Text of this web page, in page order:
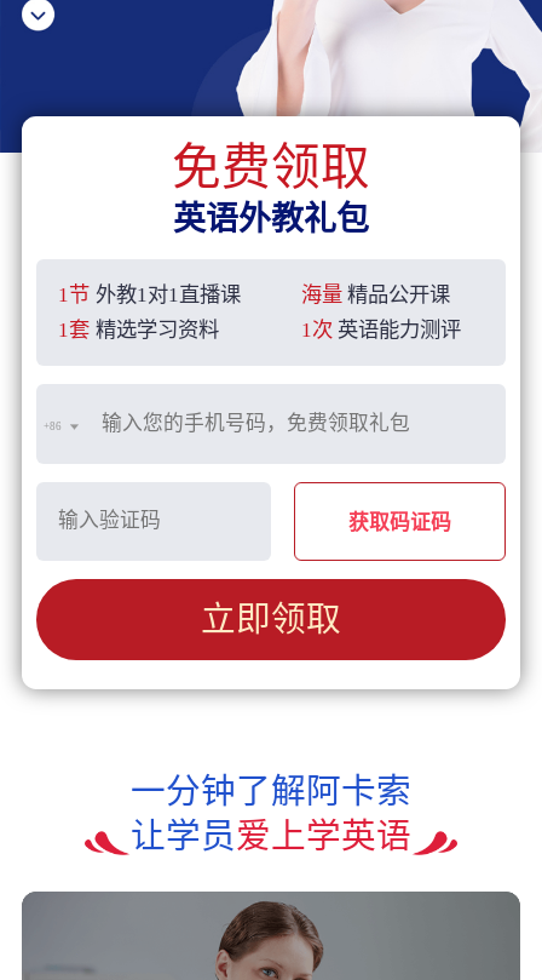
免费领取
英语外教礼包
1节 外教1对1直播课 海量 精品公开课
1套 精选学习资料 1次 英语能力测评
+86
获取码证码
立即领取
一分钟了解阿卡索
让学员爱上学英语